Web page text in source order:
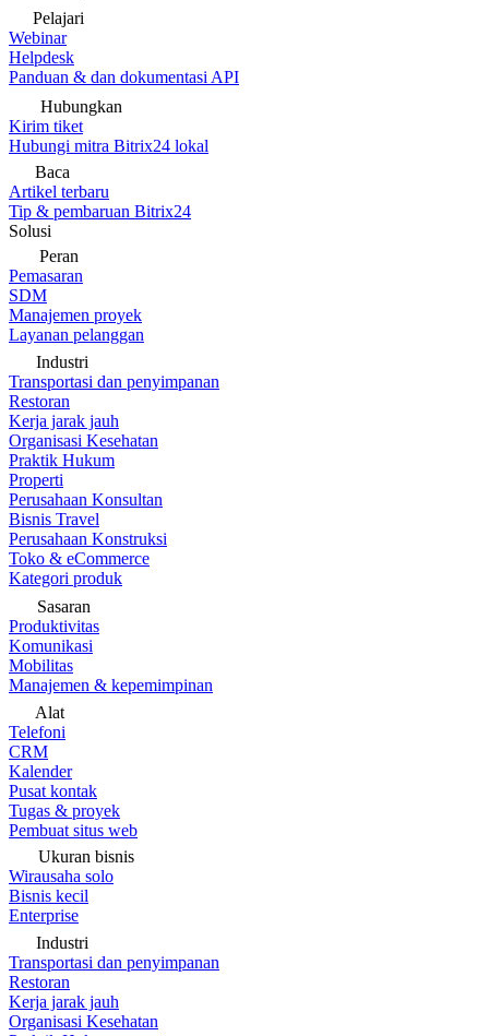
Pelajari
Webinar
Helpdesk
Panduan & dan dokumentasi API
Hubungkan
Kirim tiket
Hubungi mitra Bitrix24 lokal
Baca
Artikel terbaru
Tip & pembaruan Bitrix24
Solusi
Peran
Pemasaran
SDM
Manajemen proyek
Layanan pelanggan
Industri
Transportasi dan penyimpanan
Restoran
Kerja jarak jauh
Organisasi Kesehatan
Praktik Hukum
Properti
Perusahaan Konsultan
Bisnis Travel
Perusahaan Konstruksi
Toko & eCommerce
Kategori produk
Sasaran
Produktivitas
Komunikasi
Mobilitas
Manajemen & kepemimpinan
Alat
Telefoni
CRM
Kalender
Pusat kontak
Tugas & proyek
Pembuat situs web
Ukuran bisnis
Wirausaha solo
Bisnis kecil
Enterprise
Industri
Transportasi dan penyimpanan
Restoran
Kerja jarak jauh
Organisasi Kesehatan